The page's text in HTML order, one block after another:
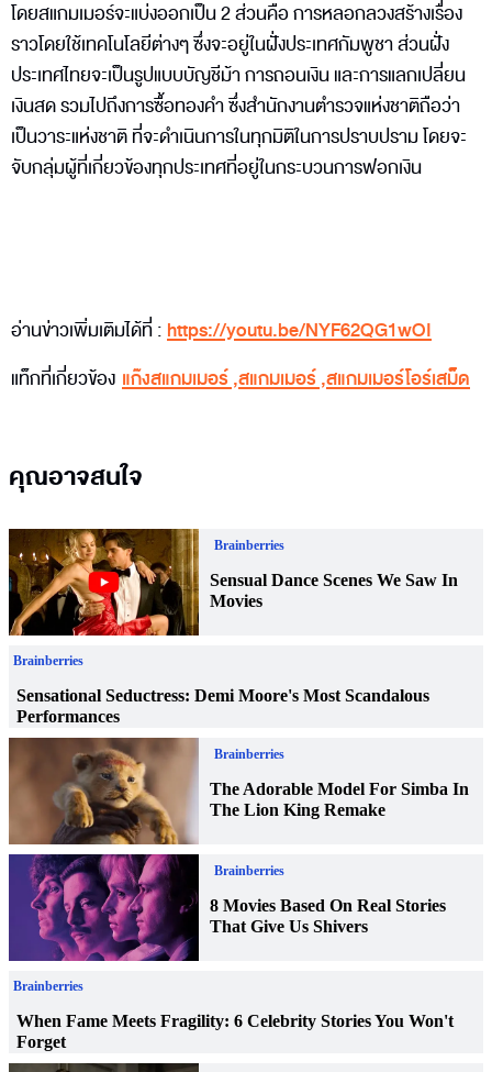
โดยสแกมเมอร์จะแบ่งออกเป็น 2 ส่วนคือ การหลอกลวงสร้างเรื่อง
ราวโดยใช้เทคโนโลยีต่างๆ ซึ่งจะอยู่ในฝั่งประเทศกัมพูชา ส่วนฝั่ง
ประเทศไทยจะเป็นรูปแบบบัญชีม้า การถอนเงิน และการแลกเปลี่ยน
เงินสด รวมไปถึงการซื้อทองคำ ซึ่งสำนักงานตำรวจแห่งชาติถือว่า
เป็นวาระแห่งชาติ ที่จะดำเนินการในทุกมิติในการปราบปราม โดยจะ
จับกลุ่มผู้ที่เกี่ยวข้องทุกประเทศที่อยู่ในกระบวนการฟอกเงิน
อ่านข่าวเพิ่มเติมได้ที่ : https://youtu.be/NYF62QG1wOI
แท็กที่เกี่ยวข้อง แก๊งสแกมเมอร์,สแกมเมอร์,สแกมเมอร์โอร์เสม็ด
คุณอาจสนใจ